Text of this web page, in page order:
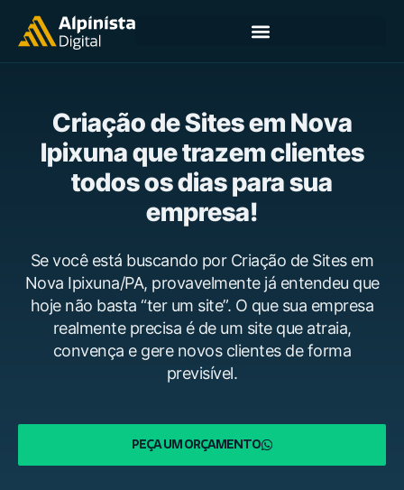
Criação de Sites em Nova
Ipixuna que trazem clientes
todos os dias para sua
empresa!
Se você está buscando por Criação de Sites em
Nova Ipixuna/PA, provavelmente já entendeu que
hoje não basta “ter um site”. O que sua empresa
realmente precisa é de um site que atraia,
convença e gere novos clientes de forma
previsível.
PEÇA UM ORÇAMENTO